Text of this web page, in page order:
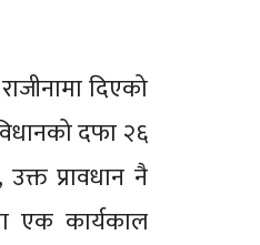
दिएको
दफा २६
प्रावधान नै
एक कार्यकाल